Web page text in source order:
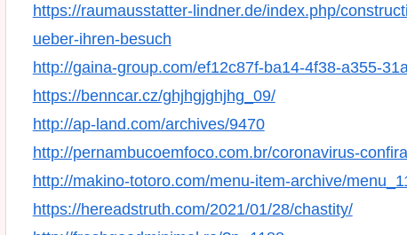
https://raumausstatter-lindner.de/index.php/
ueber-ihren-besuch
http://gaina-group.com/ef12c87f-ba14-4f38-a355-
https://benncar.cz/ghjhgjghjhg_09/
http://ap-land.com/archives/9470
http://pernambucoemfoco.com.br/coronavirus-
http://makino-totoro.com/menu-item-archive/
https://hereadstruth.com/2021/01/28/chastity/